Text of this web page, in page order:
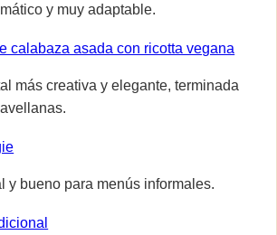
y muy adaptable.
calabaza asada con ricotta vegana
más creativa y elegante, terminada
y bueno para menús informales.